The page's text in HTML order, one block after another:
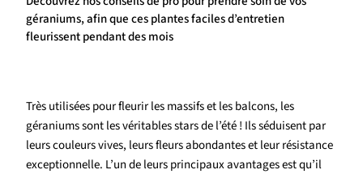
géraniums, afin que ces plantes faciles d’entretien
fleurissent pendant des mois
Très utilisées pour fleurir les massifs et les balcons, les
géraniums sont les véritables stars de l’été ! Ils séduisent par
leurs couleurs vives, leurs fleurs abondantes et leur résistance
exceptionnelle. L’un de leurs principaux avantages est qu’il